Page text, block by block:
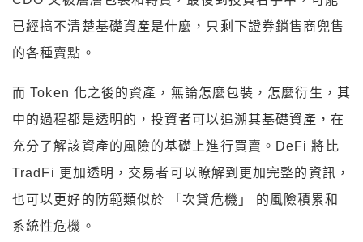
已經搞不清楚基礎資產是什麼，只剩下證券銷售商兜售
的各種賣點。
而 Token 化之後的資產，無論怎麼包裝，怎麼衍生，其
中的過程都是透明的，投資者可以追溯其基礎資產，在
充分了解該資產的風險的基礎上進行買賣。DeFi 將比
TradFi 更加透明，交易者可以瞭解到更加完整的資訊，
也可以更好的防範類似於 「次貸危機」 的風險積累和
系統性危機。